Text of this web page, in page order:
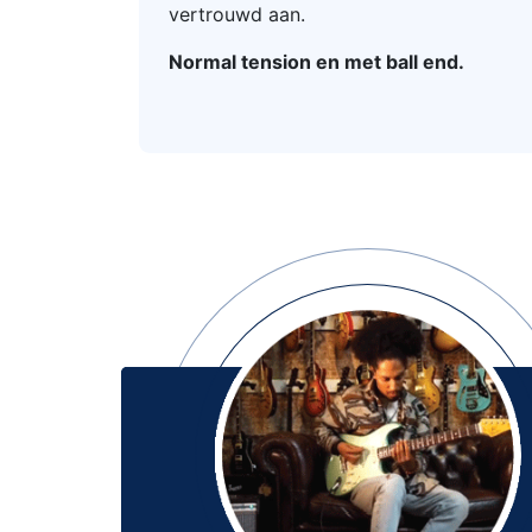
vertrouwd aan.
Normal tension en met ball end.